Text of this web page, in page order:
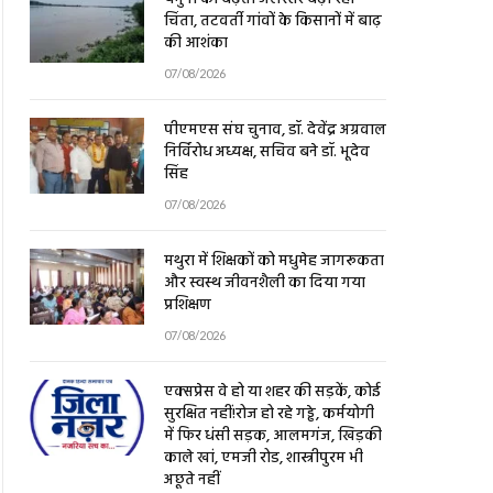
चिंता, तटवर्ती गांवों के किसानों में बाढ़
की आशंका
07/08/2026
पीएमएस संघ चुनाव, डॉ. देवेंद्र अग्रवाल
निर्विरोध अध्यक्ष, सचिव बने डॉ. भूदेव
सिंह
07/08/2026
मथुरा में शिक्षकों को मधुमेह जागरूकता
और स्वस्थ जीवनशैली का दिया गया
प्रशिक्षण
07/08/2026
एक्सप्रेस वे हो या शहर की सड़कें, कोई
सुरक्षित नहीं!रोज हो रहे गड्ढे, कर्मयोगी
में फिर धंसी सड़क, आलमगंज, खिड़की
काले खां, एमजी रोड, शास्त्रीपुरम भी
अछूते नहीं